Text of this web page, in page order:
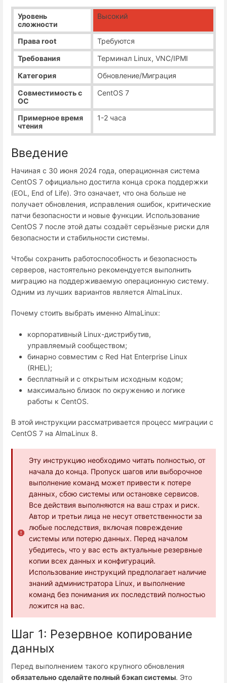
Уровень
сложности
Высокий
Права root
Требуются
Требования
Терминал Linux, VNC/IPMI
Категория
Обновление/Миграция
Совместимость с
ОС
CentOS 7
Примерное время
чтения
1-2 часа
Введение
Начиная с 30 июня 2024 года, операционная система
CentOS 7 официально достигла конца срока поддержки
(EOL, End of Life). Это означает, что она больше не
получает обновления, исправления ошибок, критические
патчи безопасности и новые функции. Использование
CentOS 7 после этой даты создаёт серьёзные риски для
безопасности и стабильности системы.
Чтобы сохранить работоспособность и безопасность
серверов, настоятельно рекомендуется выполнить
миграцию на поддерживаемую операционную систему.
Одним из лучших вариантов является AlmaLinux.
Почему стоить выбрать именно AlmaLinux:
корпоративный Linux-дистрибутив,
управляемый сообществом;
бинарно совместим с Red Hat Enterprise Linux
(RHEL);
бесплатный и с открытым исходным кодом;
максимально близок по окружению и логике
работы к CentOS.
В этой инструкции рассматривается процесс миграции с
CentOS 7 на AlmaLinux 8.
Эту инструкцию необходимо читать полностью, от
начала до конца. Пропуск шагов или выборочное
выполнение команд может привести к потере
данных, сбою системы или остановке сервисов.
Все действия выполняются на ваш страх и риск.
Автор и третьи лица не несут ответственности за
любые последствия, включая повреждение
системы или потерю данных. Перед началом
убедитесь, что у вас есть актуальные резервные
копии всех данных и конфигураций.
Использование инструкций предполагает наличие
знаний администратора Linux, и выполнение
команд без понимания их последствий полностью
ложится на вас.
Шаг 1: Резервное копирование
данных
Перед выполнением такого крупного обновления
обязательно сделайте полный бэкап системы. Это